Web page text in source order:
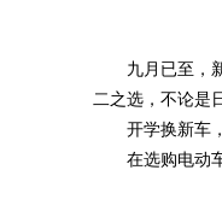
九月已至，
二之选，不论是
开学换新车
在选购电动